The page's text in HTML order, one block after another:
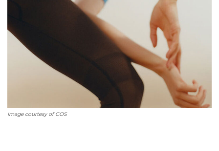
Image courtesy of COS